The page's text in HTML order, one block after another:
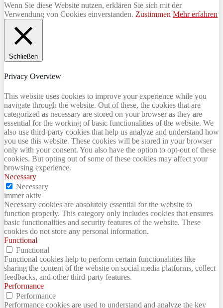
Wenn Sie diese Website nutzen, erklären Sie sich mit der
Verwendung von Cookies einverstanden. Zustimmen Mehr erfahren
Schließen
Privacy Overview
This website uses cookies to improve your experience while you
navigate through the website. Out of these, the cookies that are
categorized as necessary are stored on your browser as they are
essential for the working of basic functionalities of the website. We
also use third-party cookies that help us analyze and understand how
you use this website. These cookies will be stored in your browser
only with your consent. You also have the option to opt-out of these
cookies. But opting out of some of these cookies may affect your
browsing experience.
Necessary
Necessary
immer aktiv
Necessary cookies are absolutely essential for the website to
function properly. This category only includes cookies that ensures
basic functionalities and security features of the website. These
cookies do not store any personal information.
Functional
Functional
Functional cookies help to perform certain functionalities like
sharing the content of the website on social media platforms, collect
feedbacks, and other third-party features.
Performance
Performance
Performance cookies are used to understand and analyze the key